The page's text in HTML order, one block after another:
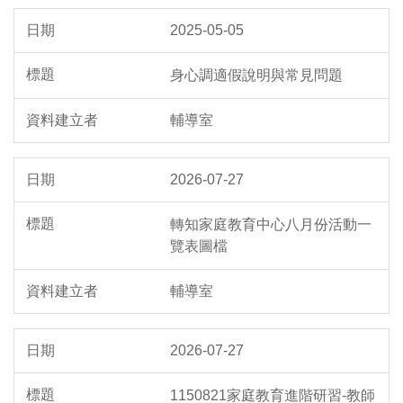
2025-05-05
身心調適假說明與常見問題
輔導室
2026-07-27
轉知家庭教育中心八月份活動一
覽表圖檔
輔導室
2026-07-27
1150821家庭教育進階研習-教師